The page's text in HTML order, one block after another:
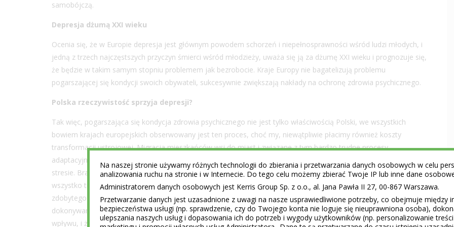
samobójczą.
Depresja dżumą XXI wieku
Ocenia się, że w Europie depresja jest głównym powodem schorzeń i niepełnosprawności wśród ludzi młodych, i
jedną z trzech najczęstszych przyczyn śmierci wśród młodzieży, uważa się ją za dżumę XXI wieku i prognozuje się,
że będzie w takim samym stopniu problemem jak bezrobocie. Kraje Europy nie bagatelizują problemu
pogarszającej się kondycji swoich obywateli, sukcesywnie zwiększają nakłady na ochronę zdrowia psychicznego.
Polska rzeczywistość sprzyja depresji?
Tak więc, pogarszająca się kondycja zdrowia psychicznego nie jest tylko właściwością Polski, we wszystkich
bowiem krajach europejskich obserwowany jest ten proces, choć my, niewątpliwie płacimy również koszty
transformacji ustrojowej. Migracja mieszkańców wsi do miast i związane z tym bardzo trudne procesy
adaptacyjne, czy umowy śmieciowe przy jednoczesnym zaciąganiu kredytów to czynniki życia w permanentnym
stresie. Brak poczucia bezpieczeństwa, zawodowa i pracownicza niepewność, brak ekonomicznej stabilności –
wszystko to często rodzi przekonanie o bezradności i beznadziejności, wywołuje poczucie nieprzydatności
zdobytego wykształcenia, posiadanych umiejętności, bezwartościowości i frustrację związaną z nietrafnością
dokonywanych życiowych wyborów, obniża naszą samoocenę. Rodzi się w nas przekonanie, że na nic nie mamy
wpływu, i że wszystko dzieje się niezależnie od naszych wysiłków, prowokuje apatię, tendencje do rezygnacji i
Na naszej stronie używamy różnych technologii do zbierania i przetwarzania danych osobowych w celu
analizowania ruchu na stronie i w Internecie. Do tego celu możemy zbierać Twoje IP lub inne dane
Administratorem danych osobowych jest Kerris Group Sp. z o.o., al. Jana Pawła II 27, 00-867 Warszawa.
Przetwarzanie danych jest uzasadnione z uwagi na nasze usprawiedliwione potrzeby, co obejmuje między
bezpieczeństwa usługi (np. sprawdzenie, czy do Twojego konta nie loguje się nieuprawniona osoba),
ulepszania naszych usług i dopasowania ich do potrzeb i wygody użytkowników (np. personalizowanie